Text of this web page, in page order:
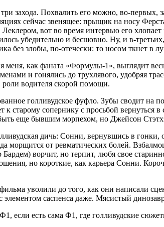
захода. Похвалить его можно, во-
сейчас звенящее: прыщик на носу
вот во время интервью его
убедительно и бесшовно. Ну, и в-
без злобы, по-отечески: то носом ткнет в
как фаната «Формулы-1», выглядит
и гонялись до трухлявого, удобряя
водителя скорой помощи.
голливудское фуфло. Зубы сводит на
к старому сопернику с просьбой
еще бывшим морпехом, но Джейсон
дичь: Сонни, вернувшись в
морщится от ревматических болей.
Бардем) ворчит, но терпит, любя свое
но короткие, как карьера Сонни.
уволили до того, как они написали
саспенса даже. Мясистый
если есть сама Ф1, где голливудские